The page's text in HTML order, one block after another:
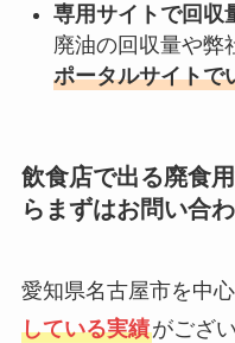
専用サイトで回収
廃油の回収量や弊
ポータルサイトで
飲食店で出る廃食
らまずはお問い合
愛知県名古屋市を中
している実績がござ